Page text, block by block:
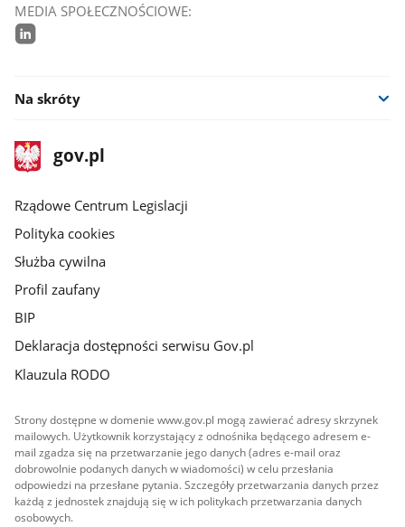
MEDIA SPOŁECZNOŚCIOWE:
Na skróty
stopka
gov.plStrona
gov.pl
Rządowe Centrum Legislacji
Polityka cookies
Służba cywilna
Profil zaufany
BIP
Deklaracja dostępności serwisu Gov.pl
Klauzula RODO
Strony dostępne w domenie www.gov.pl mogą zawierać adresy skrzynek
mailowych. Użytkownik korzystający z odnośnika będącego adresem e-
mail zgadza się na przetwarzanie jego danych (adres e-mail oraz
dobrowolnie podanych danych w wiadomości) w celu przesłania
odpowiedzi na przesłane pytania. Szczegóły przetwarzania danych przez
każdą z jednostek znajdują się w ich politykach przetwarzania danych
osobowych.